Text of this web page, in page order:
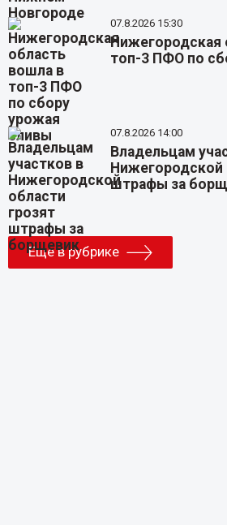
07.8.2026 15:30
Нижегородская
топ-3 ПФО по
07.8.2026 14:00
Владельцам
Нижегородской
штрафы за
Еще в рубрике